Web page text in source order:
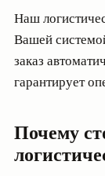
Наш
Вашей
заказ
гарантирует
Почему